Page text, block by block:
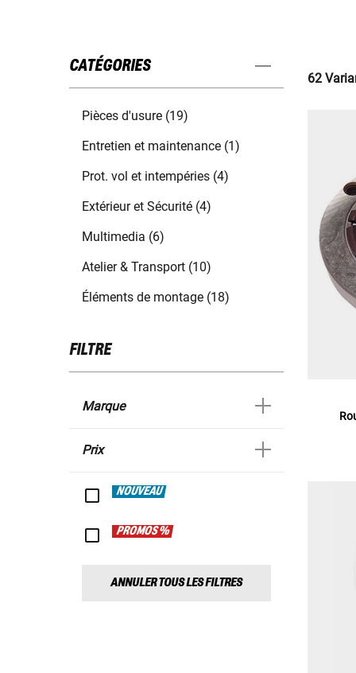
CATÉGORIES
Pièces d'usure (19)
Entretien et maintenance (1)
Prot. vol et intempéries (4)
Extérieur et Sécurité (4)
Multimedia (6)
Atelier & Transport (10)
Éléments de montage (18)
FILTRE
Marque
Prix
NOUVEAU
PROMOS %
ANNULER TOUS LES FILTRES
62